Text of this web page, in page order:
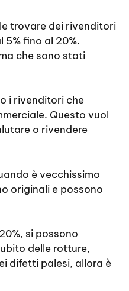
trovare dei rivenditori
fino al 20%.
che sono stati
i rivenditori che
Questo vuol
o rivendere
è vecchissimo
originali e possono
si possono
delle rotture,
difetti palesi, allora è